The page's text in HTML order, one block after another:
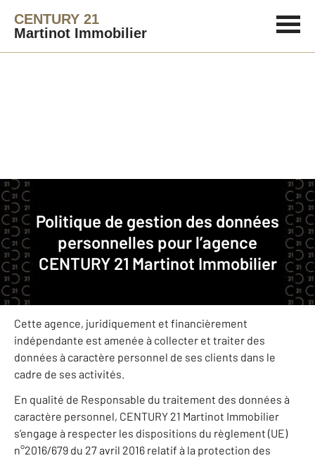
CENTURY 21
Martinot Immobilier
Politique de gestion des données
personnelles pour l’agence
CENTURY 21 Martinot Immobilier
Immobilier
Politique de gestion des données personnelles pour l’agence CENTURY 21
Martinot Immobilier
CENTURY 21 Martinot Immobilier est une agence
immobilière franchisée membre du réseau de franchise
CENTURY 21.
Cette agence, juridiquement et financièrement
indépendante est amenée à collecter et traiter des
données à caractère personnel de ses clients dans le
cadre de ses activités.
En qualité de Responsable du traitement des données à
caractère personnel, CENTURY 21 Martinot Immobilier
s’engage à respecter les dispositions du règlement (UE)
n°2016/679 du 27 avril 2016 relatif à la protection des